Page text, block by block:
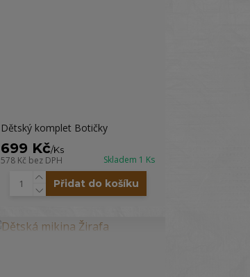
Dětský komplet Botičky
699 Kč/Ks
578 Kč bez DPH Skladem 1 Ks
Přidat do košíku